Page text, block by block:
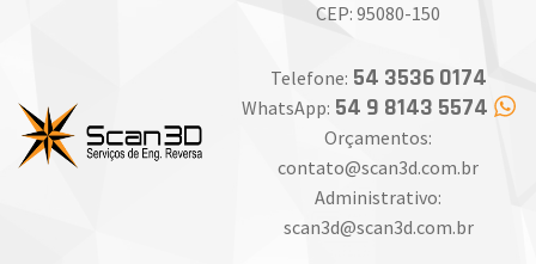
CEP: 95080-150
Telefone: 54 3536 0174
WhatsApp: 54 9 8143 5574
Orçamentos:
contato@scan3d.com.br
Administrativo:
scan3d@scan3d.com.br